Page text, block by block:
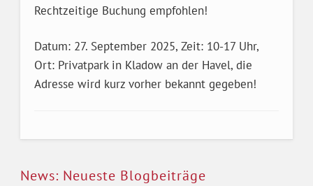
Rechtzeitige Buchung empfohlen!
Datum: 27. September 2025, Zeit: 10-17 Uhr,
Ort: Privatpark in Kladow an der Havel, die
Adresse wird kurz vorher bekannt gegeben!
News: Neueste Blogbeiträge